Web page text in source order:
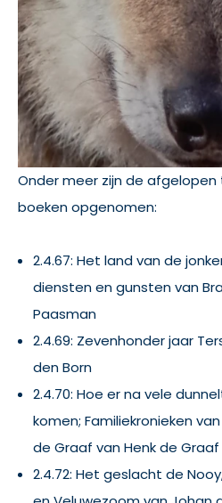
Onder meer zijn de
boeken opgenomen:
2.4.67: Het land van de
diensten en gunsten van
Paasman
2.4.69: Zevenhonder jaar
den Born
2.4.70: Hoe er na vele
komen; Familiekronieken
de Graaf van Henk de Graaf
2.4.72: Het geslacht de